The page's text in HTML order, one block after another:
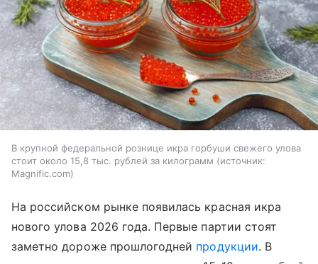
В крупной федеральной рознице икра горбуши свежего улова
стоит около 15,8 тыс. рублей за килограмм
источник:
Magnific.com
На российском рынке появилась красная икра
нового улова 2026 года. Первые партии стоят
заметно дороже прошлогодней продукции. В